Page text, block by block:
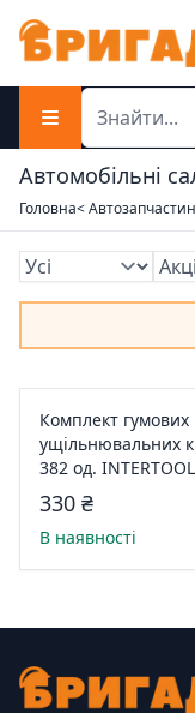
Автомобільні
Головна<
Комплект гумових
ущільнювальних
382 од.
5382
330 ₴
В наявності